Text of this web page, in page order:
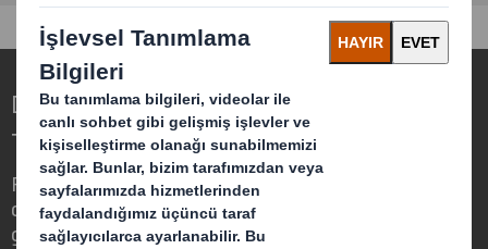
Değişen Dünya için Ambalajı Yeniden
Tanımlamak
Farklıyız, çünkü ambalajın çevremizdeki
dünyada güçlü bir rol oynama fırsatını
görüyoruz.